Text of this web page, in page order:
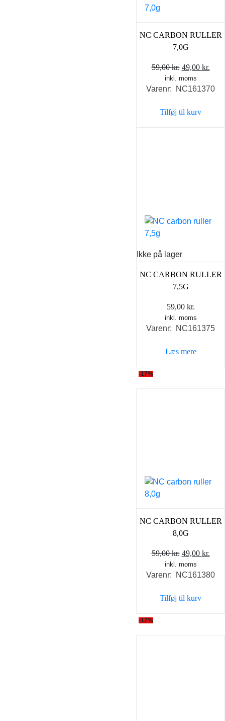
NC CARBON RULLER
7,0G
59,00kr. Den
oprindelige
pris
59,00 kr..
49,00 kr.
pris
inkl. moms
Varenr: NC161370
Tilføj til kurv
Ikke på lager
NC CARBON RULLER
7,5G
59,00 kr.
inkl. moms
Varenr: NC161375
Læs mere
-17%
NC CARBON RULLER
8,0G
59,00kr. Den
oprindelige
pris
59,00 kr..
49,00 kr.
pris
inkl. moms
Varenr: NC161380
Tilføj til kurv
-17%